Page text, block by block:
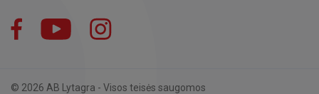
Facebook YouTube
© 2026 AB Lytagra - Visos teisės saugomos